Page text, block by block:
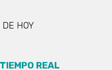
HOY
REAL